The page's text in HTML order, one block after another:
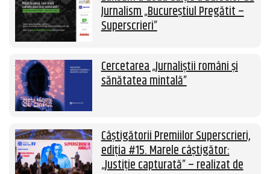
Jurnalism „Bucureștiul Pregătit –
Superscrieri”
Cercetarea „Jurnaliștii români și
sănătatea mintală”
Câștigătorii Premiilor Superscrieri,
ediția #15. Marele câștigător:
„Justiție capturată” – realizat de